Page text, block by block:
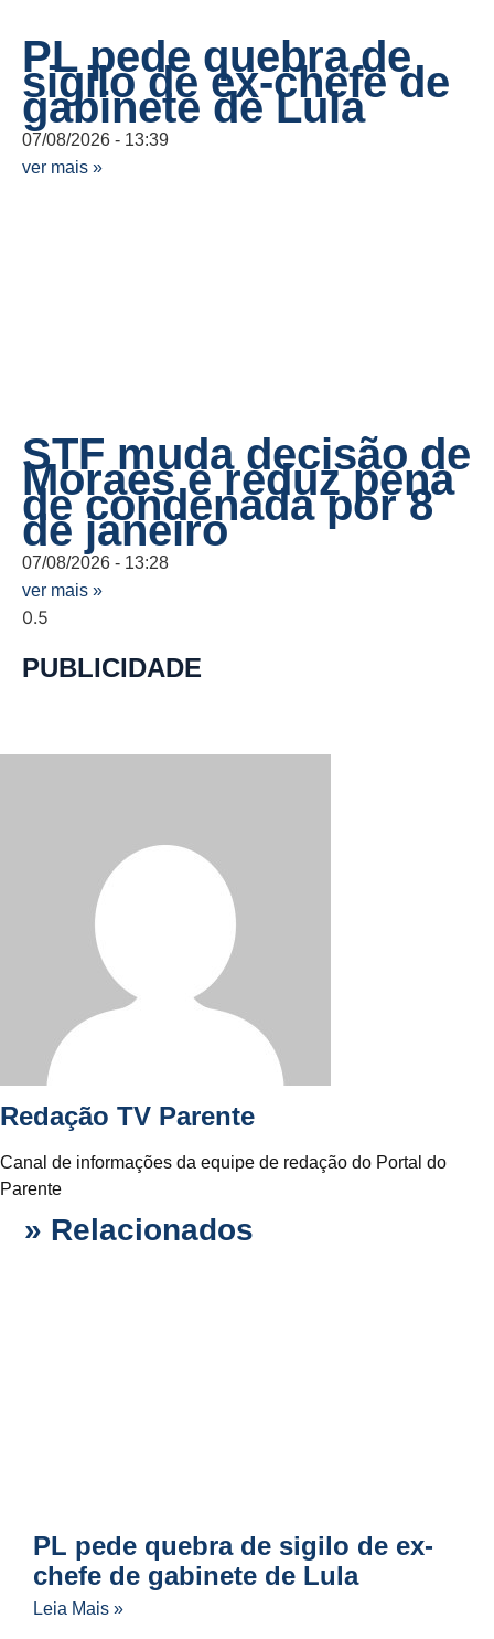
PL pede quebra de
sigilo de ex-chefe de
gabinete de Lula
07/08/2026
13:39
ver mais »
STF muda decisão de
Moraes e reduz pena
de condenada por 8
de janeiro
07/08/2026
13:28
ver mais »
PUBLICIDADE
Redação TV Parente
Canal de informações da equipe de redação do Portal do
Parente
» Relacionados
PL pede quebra de sigilo de ex-
chefe de gabinete de Lula
Leia Mais »